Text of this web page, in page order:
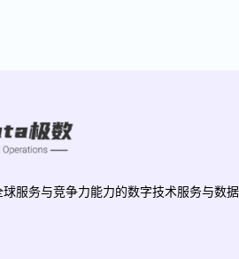
服务与竞争力能力的数字技术服务与数